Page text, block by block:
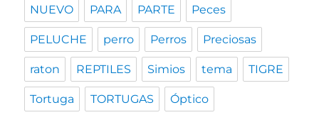
NUEVO PARA PARTE Peces
PELUCHE perro Perros Preciosas
raton REPTILES Simios tema TIGRE
Tortuga TORTUGAS Óptico